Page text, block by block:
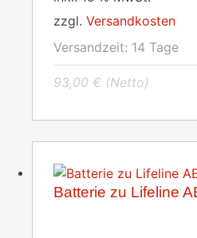
zzgl. Versandkosten
Versandzeit: 14 Tage
93,00 € (Netto)
Batterie zu Lifeline